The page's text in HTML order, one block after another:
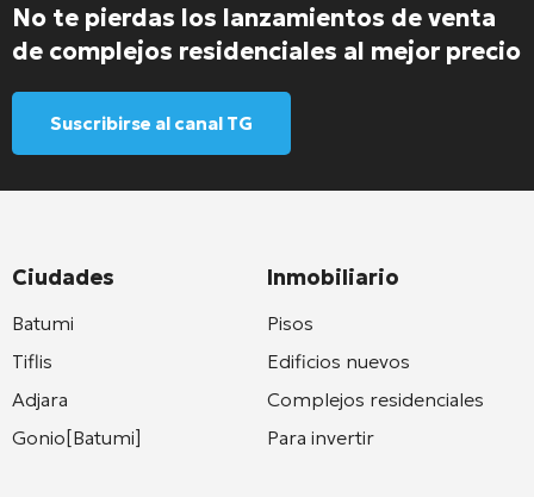
No te pierdas los lanzamientos de venta
de complejos residenciales al mejor precio
Suscribirse al canal TG
Ciudades
Batumi
Tiflis
Adjara
Gonio[Batumi]
Inmobiliario
Pisos
Edificios nuevos
Complejos residenciales
Para invertir